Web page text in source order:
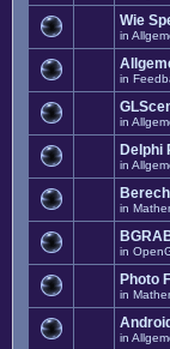
Wie
in
in
in
Delphi
in
in
in
Photo
in
in